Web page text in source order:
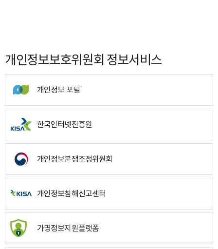
개인정보보호위원회 정보서비스
개인정보 포털
한국인터넷진흥원
개인정보분쟁조정위원회
개인정보침해신고센터
가명정보지원플랫폼